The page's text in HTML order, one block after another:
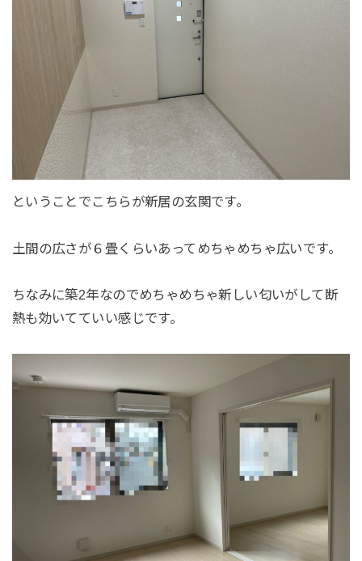
ということでこちらが新居の玄関です。
土間の広さが６畳くらいあってめちゃめちゃ広いです。
ちなみに築2年なのでめちゃめちゃ新しい匂いがして断
熱も効いてていい感じです。